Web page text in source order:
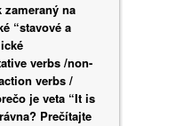
zameraný na
“stavové a
verbs /non-
verbs /
je veta “It is
Prečítajte